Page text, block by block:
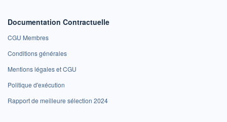
Documentation Contractuelle
CGU Membres
Conditions générales
Mentions légales et CGU
Politique d'exécution
Rapport de meilleure sélection 2024